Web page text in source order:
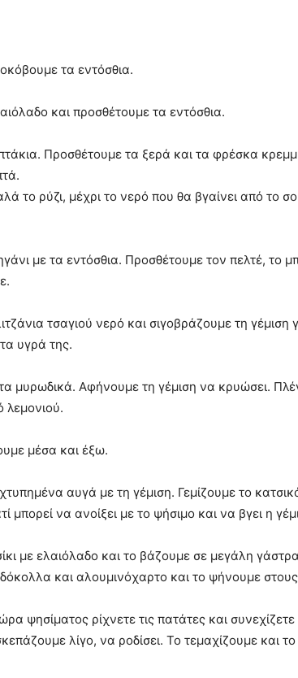
τα εντόσθια.
και προσθέτουμε τα εντόσθια.
Προσθέτουμε τα ξερά και τα φρέσκα
το ρύζι, μέχρι το νερό που θα βγαίνει από το
με τα εντόσθια. Προσθέτουμε τον πελτέ, το
τσαγιού νερό και σιγοβράζουμε τη γέμιση
υγρά της.
μυρωδικά. Αφήνουμε τη γέμιση να κρυώσει.
λεμονιού.
μέσα και έξω.
αυγά με τη γέμιση. Γεμίζουμε το
μπορεί να ανοίξει με το ψήσιμο και να βγει η
με ελαιόλαδο και το βάζουμε σε μεγάλη
και αλουμινόχαρτο και το ψήνουμε
ψησίματος ρίχνετε τις πατάτες και
λίγο, να ροδίσει. Το τεμαχίζουμε και